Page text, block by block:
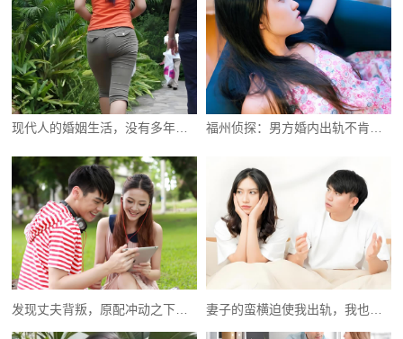
妻子的蛮横迫使我出轨，我也绝不认错